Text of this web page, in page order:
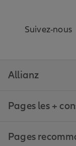
Suivez-nous
Allianz
Pages les +
Pages